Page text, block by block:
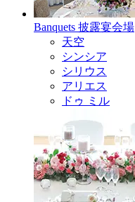
Banquets 披露宴会場
天空
シンシア
シリウス
アリエス
ドゥ ミル